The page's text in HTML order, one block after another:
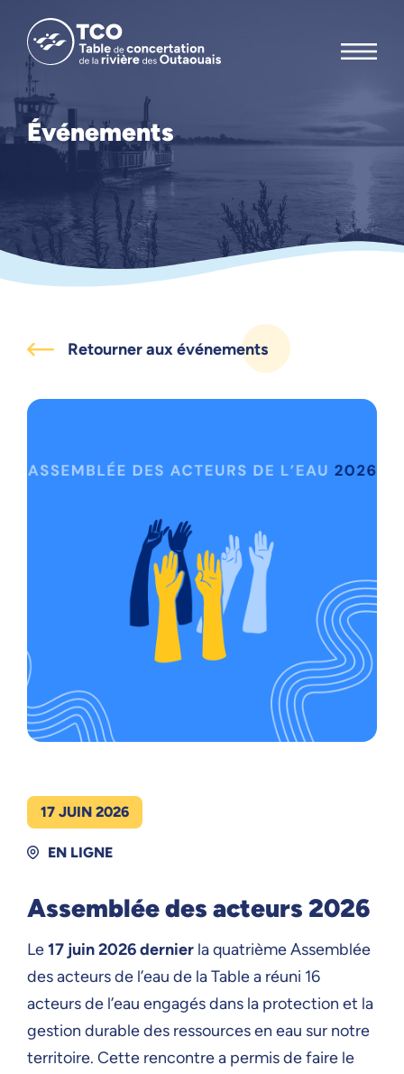
Événements
Retourner aux événements
17 JUIN 2026
EN LIGNE
Assemblée des acteurs 2026
Le17 juin 2026 dernier la quatrième Assemblée
des acteurs de l’eau de la Table a réuni 16
acteurs de l’eau engagés dans la protection et la
gestion durable des ressources en eau sur notre
territoire. Cette rencontre a permis de faire le